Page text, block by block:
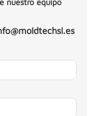
nuestro equipo